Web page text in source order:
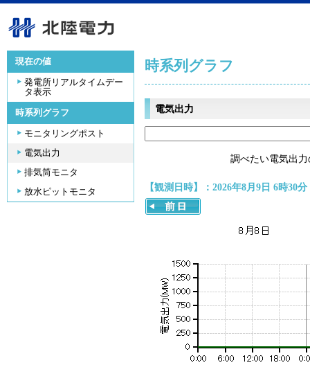
現在の値
発電所リアルタイムデー
タ表示
時系列グラフ
モニタリングポスト
電気出力
排気筒モニタ
放水ピットモニタ
時系列グラフ
電気出力
調べたい電気出
【観測日時】：2026年8月9日 6時30分